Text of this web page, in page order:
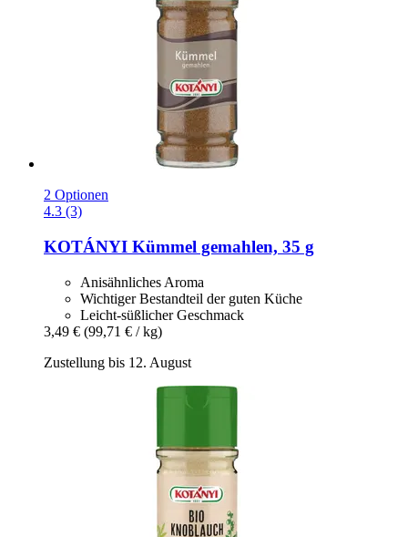
2 Optionen
4.3 (3)
KOTÁNYI Kümmel gemahlen, 35 g
Anisähnliches Aroma
Wichtiger Bestandteil der guten Küche
Leicht-süßlicher Geschmack
3,49 € (99,71 € / kg)
Zustellung bis 12. August